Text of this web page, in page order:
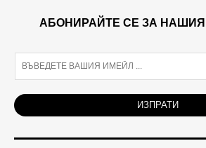
АБОНИРАЙТЕ СЕ ЗА
i
l
ИЗПРАТИ